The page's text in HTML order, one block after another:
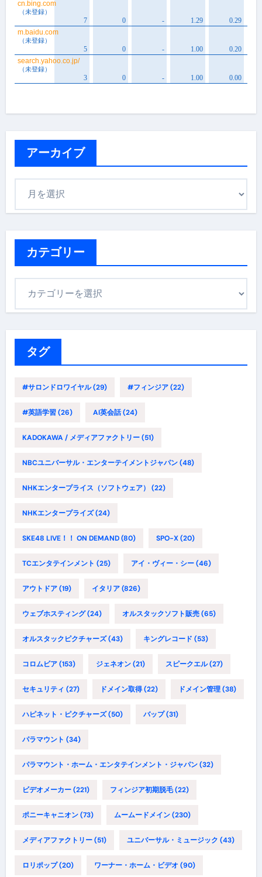
アーカイブ
カテゴリー
タグ
#サロンドロワイヤル(29) #フィンジア(22)
#英語学習(26) AI英会話(24)
KADOKAWA / メディアファクトリー(51)
NBCユニバーサル・エンターテイメントジャパン(48)
NHKエンタープライス（ソフトウェア） (22)
NHKエンタープライズ(24)
SKE48 LIVE！！ ON DEMAND(80) SPO-X(20)
TCエンタテインメント (25) アイ・ヴィー・シー(46)
アウトドア(19) イタリア(826)
ウェブホスティング(24) オルスタックソフト販売(65)
オルスタックピクチャーズ(43) キングレコード (53)
コロムビア(153) ジェネオン(21) スピークエル(27)
セキュリティ (27) ドメイン取得(22) ドメイン管理(38)
ハピネット・ピクチャーズ(50) バップ(31)
パラマウント (34)
パラマウント・ホーム・エンタテインメント・ジャパン(32)
ビデオメーカー(221) フィンジア初期脱毛(22)
ポニーキャニオン(73) ムームードメイン(230)
メディアファクトリー(51) ユニバーサル・ミュージック (43)
ロリポップ(20) ワーナー・ホーム・ビデオ (90)